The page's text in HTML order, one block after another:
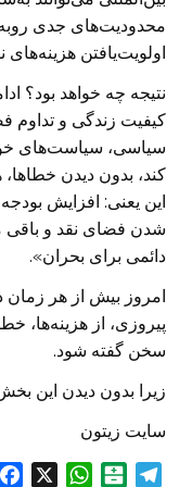
محدودیت‌های جدی
اولویت‌یافتن هزینه‌های
نتیجه چه خواهد بود؟
کیفیت زندگی و تداوم
سیاسی، سیاست‌های
کند، بدون دیدن
این یعنی: افزایش
شدن فضای نقد و باقی
دائمی برای بحران».
امروز بیش از هر زمان
پیروزی، از هزینه‌ها،
سخن گفته شود.
زیرا بدون دیدن این
سایت زیتون
W